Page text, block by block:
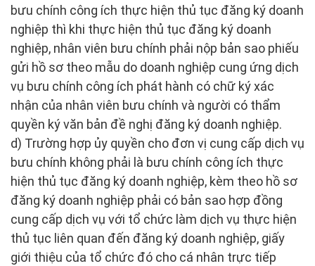
bưu chính công ích thực hiện thủ tục đăng ký doanh
nghiệp thì khi thực hiện thủ tục đăng ký doanh
nghiệp, nhân viên bưu chính phải nộp bản sao phiếu
gửi hồ sơ theo mẫu do doanh nghiệp cung ứng dịch
vụ bưu chính công ích phát hành có chữ ký xác
nhận của nhân viên bưu chính và người có thẩm
quyền ký văn bản đề nghị đăng ký doanh nghiệp.
d) Trường hợp ủy quyền cho đơn vị cung cấp dịch vụ
bưu chính không phải là bưu chính công ích thực
hiện thủ tục đăng ký doanh nghiệp, kèm theo hồ sơ
đăng ký doanh nghiệp phải có bản sao hợp đồng
cung cấp dịch vụ với tổ chức làm dịch vụ thực hiện
thủ tục liên quan đến đăng ký doanh nghiệp, giấy
giới thiệu của tổ chức đó cho cá nhân trực tiếp